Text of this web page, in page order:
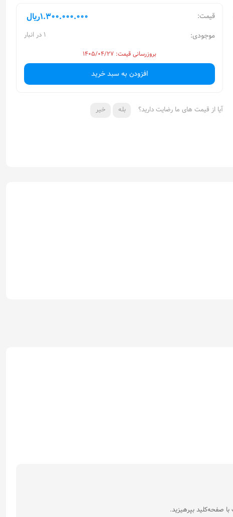
قیمت: ریال1.300.000.000
موجودی: 1 در انبار
بروزرسانی قیمت: ۱۴۰۵/۰۴/۲۷
افزودن به سبد خرید
آیا از قیمت های ما رضایت دارید؟ بله خیر